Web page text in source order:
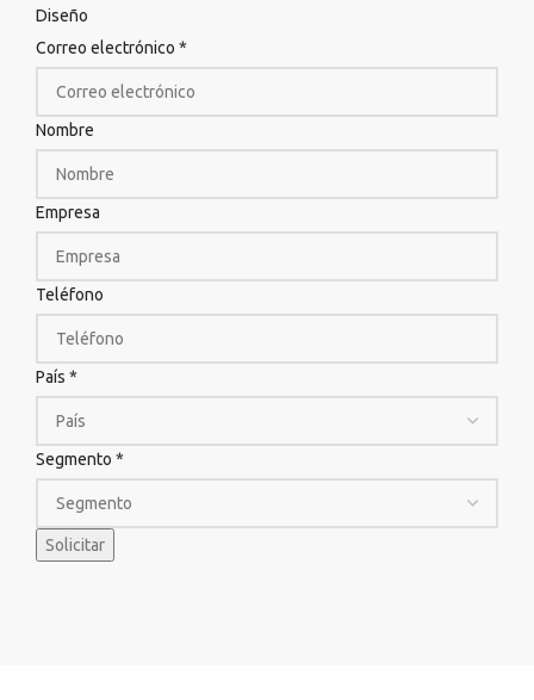
Diseño
Correo electrónico *
Nombre
Empresa
Teléfono
País *
Segmento *
Solicitar